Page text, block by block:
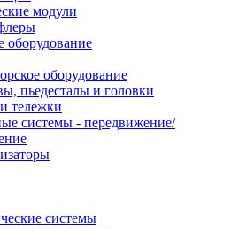
модули
оборудование
оборудование
пьедесталы и головки
тележки
системы - передвижение/
системы